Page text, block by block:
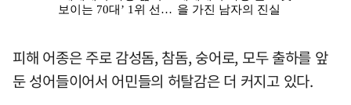
피해 어종은 주로 감성돔, 참돔, 숭어로, 모두 출하를 앞
둔 성어들이어서 어민들의 허탈감은 더 커지고 있다.